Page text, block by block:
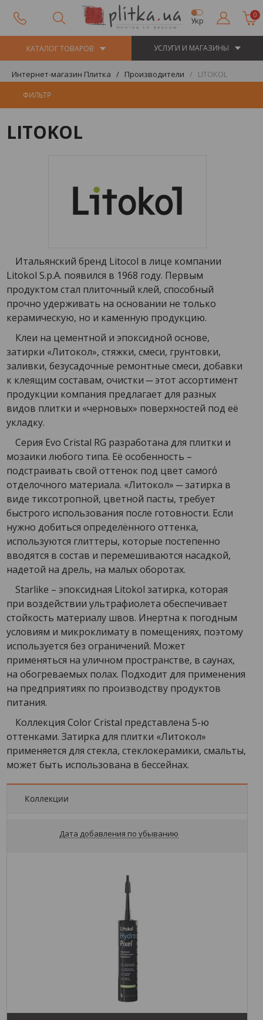
Укр
0
КАТАЛОГ ТОВАРОВ УСЛУГИ И МАГАЗИНЫ
Интернет-магазин Плитка Производители LITOKOL
ФИЛЬТР
LITOKOL
Итальянский бренд Litocol в лице компании
Litokol S.p.A. появился в 1968 году. Первым
продуктом стал плиточный клей, способный
прочно удерживать на основании не только
керамическую, но и каменную продукцию.
Клеи на цементной и эпоксидной основе,
затирки «Литокол», стяжки, смеси, грунтовки,
заливки, безусадочные ремонтные смеси, добавки
к клеящим составам, очистки ─ этот ассортимент
продукции компания предлагает для разных
видов плитки и «черновых» поверхностей под её
укладку.
Серия Evo Cristal RG разработана для плитки и
мозаики любого типа. Её особенность –
подстраивать свой оттенок под цвет самогό
отделочного материала. «Литокол» ─ затирка в
виде тиксотропной, цветной пасты, требует
быстрого использования после готовности. Если
нужно добиться определённого оттенка,
используются глиттеры, которые постепенно
вводятся в состав и перемешиваются насадкой,
надетой на дрель, на малых оборотах.
Starlike – эпоксидная Litokol затирка, которая
при воздействии ультрафиолета обеспечивает
стойкость материалу швов. Инертна к погодным
условиям и микроклимату в помещениях, поэтому
используется без ограничений. Может
применяться на уличном пространстве, в саунах,
на обогреваемых полах. Подходит для применения
на предприятиях по производству продуктов
питания.
Коллекция Color Cristal представлена 5-ю
оттенками. Затирка для плитки «Литокол»
применяется для стекла, стеклокерамики, смальты,
может быть использована в бессейнах.
Коллекции
Дата добавления по убыванию